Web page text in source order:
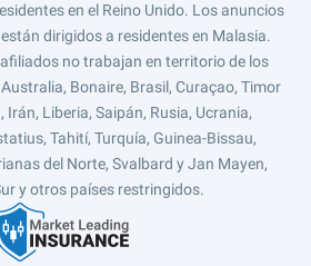
en el Reino Unido. Los anuncios
dirigidos a residentes en Malasia.
no trabajan en territorio de los
Bonaire, Brasil, Curaçao, Timor
Irán, Liberia, Saipán, Rusia, Ucrania,
Tahití, Turquía, Guinea-Bissau,
del Norte, Svalbard y Jan Mayen,
y otros países restringidos.